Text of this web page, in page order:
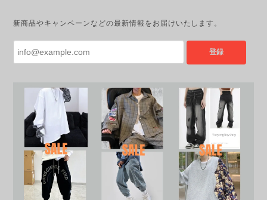
新商品やキャンペーンなどの最新情報をお届けいたします。
登録